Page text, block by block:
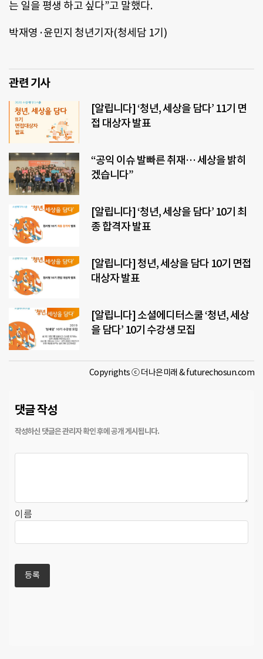
는 일을 평생 하고 싶다”고 말했다.
박재영·윤민지 청년기자(청세담 1기)
관련 기사
[알립니다] ‘청년, 세상을 담다’ 11기 면
접 대상자 발표
“공익 이슈 발빠른 취재… 세상을 밝히
겠습니다”
[알립니다] ‘청년, 세상을 담다’ 10기 최
종 합격자 발표
[알립니다] 청년, 세상을 담다 10기 면접
대상자 발표
[알립니다] 소셜에디터스쿨 ‘청년, 세상
을 담다’ 10기 수강생 모집
Copyrights ⓒ 더나은미래 & futurechosun.com
댓글 작성
이름